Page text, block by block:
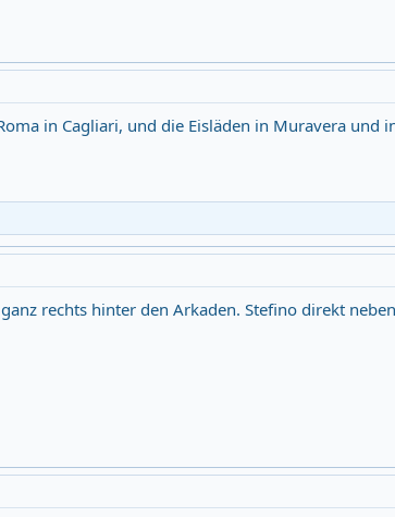
in Cagliari, und die Eisläden in Muravera und
rechts hinter den Arkaden. Stefino direkt